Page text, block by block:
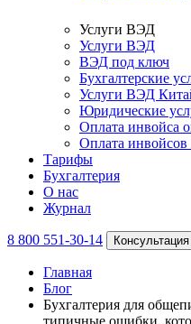
Услуги ВЭД
Услуги ВЭД
ВЭД под ключ
Бухгалтерские
Услуги ВЭД
Юридические
Оплата инвойса
Оплата инвойсов
Тарифы
Бухгалтерия
О нас
Журнал
8 800 551-30-14 Консультация
Главная
Блог
Бухгалтерия для
типичные ошибки,